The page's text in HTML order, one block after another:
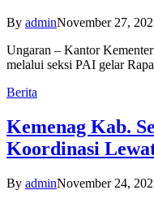
By adminNovember 27,
Ungaran – Kantor
melalui seksi PAI gelar
Berita
Kemenag Kab.
Koordinasi
By adminNovember 24,